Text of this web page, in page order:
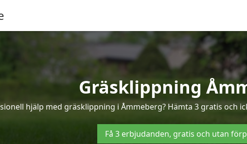
Gräsklippning
hjälp med gräsklippning i Åmmeberg? Hämta 3 gratis och
Få 3 erbjudanden, gratis och utan